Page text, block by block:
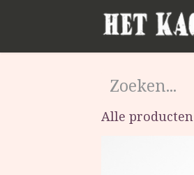
Alle producten